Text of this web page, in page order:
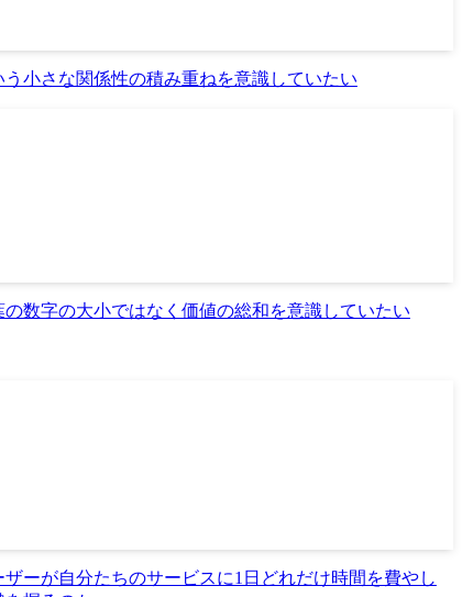
う小さな関係性の積み重ねを意識していたい
数字の大小ではなく価値の総和を意識していたい
ーが自分たちのサービスに1日どれだけ時間を費やし